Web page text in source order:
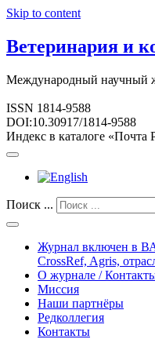
Skip to content
Ветеринария и
Международный научный
ISSN 1814-9588
DOI:10.30917/1814-9588
Индекс в каталоге
Поиск ...
Журнал включен в
CrossRef, Agris,
О журнале /
Миссия
Наши партнёры
Редколлегия
Контакты